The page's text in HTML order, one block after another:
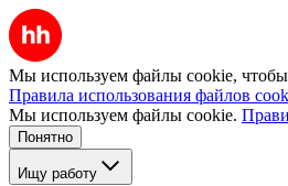
Мы используем файлы cookie, чтобы
Правила использования файлов
Мы используем файлы cookie.
Понятно
Ищу работу